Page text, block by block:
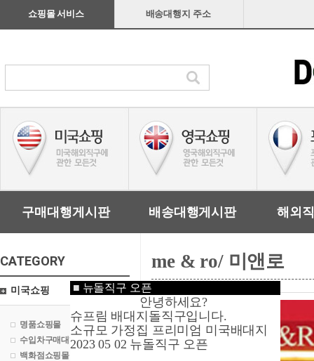
■ 뉴돌직구 오픈
안녕하세요?
슈프림 배대지돌직구입니다.
소규모 가정집 프리미엄 미국배대지
2023 05 02 뉴돌직구 오픈
쇼핑몰 서비스 배송대행지 주소
구매대행게시판 배송대행게시판 해외
CATEGORY
미국쇼핑
명품쇼핑몰
수입차구매대행
백화점쇼핑몰
me & ro/ 미앤로